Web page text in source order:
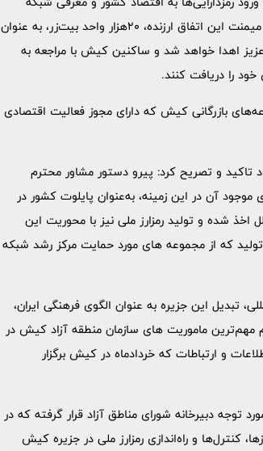
هوشمند زر به عنوان اولین مجموعه‌ رسمی فعال در این زیست‌بوم، تصریح کرد: به میمنت این اتفاق ارزنده، ۲۰هزار واحد بیت‌زر، به عنوان
اهدا خواهد شد و ساکنین کیش با مراجعه به
بازرگانی کیش که دارای مجوز فعالیت اقتصادی
و تصریح کرد: پیرو دستور مشاور محترم
آن در این زمینه، به‌عنوان پایلوت کشور در
شده و تولید رمزارز ملی نیز با محوریت این
که از مجموعه های مورد حمایت مرکز رشد شبکه
تبدیل این جزیره به عنوان الگوی فرهنگی ایران،
ماموریت های سازمان منطقه آزاد کیش در
و ارتباطات که خردادماه در کیش برگزار
دبیرخانه شورای مناطق آزاد قرار گرفته که در
کنترل‌ها و راه‌اندازی رمز‌ارز ملی در جزیره کیش